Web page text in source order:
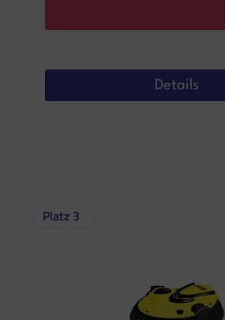
Details
Platz 3